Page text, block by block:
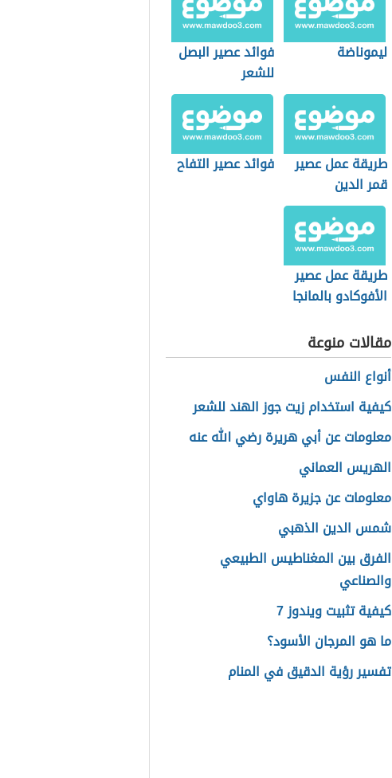
ليموناضة
فوائد عصير البصل
للشعر
طريقة عمل عصير
قمر الدين
فوائد عصير التفاح
طريقة عمل عصير
الأفوكادو بالمانجا
مقالات منوعة
أنواع النفس
كيفية استخدام زيت جوز الهند للشعر
معلومات عن أبي هريرة رضي الله عنه
الهريس العماني
معلومات عن جزيرة هاواي
شمس الدين الذهبي
الفرق بين المغناطيس الطبيعي
والصناعي
كيفية تثبيت ويندوز 7
ما هو المرجان الأسود؟
تفسير رؤية الدقيق في المنام